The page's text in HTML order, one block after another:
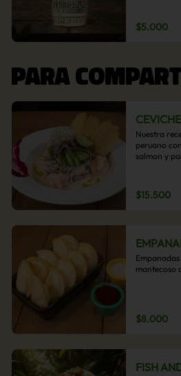
$5.000
PARA
CEVICHE
Nuestra
peruano
salmon y
$15.500
mantecoso
$8.000
FISH